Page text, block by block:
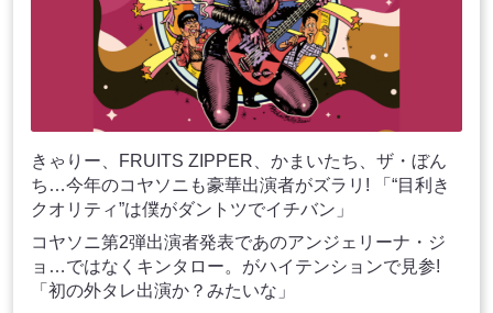
きゃりー、FRUITS ZIPPER、かまいたち、ザ・ぼん
ち…今年のコヤソニも豪華出演者がズラリ! 「“目利き
クオリティ”は僕がダントツでイチバン」
コヤソニ第2弾出演者発表であのアンジェリーナ・ジ
ョ…ではなくキンタロー。がハイテンションで見参!
「初の外タレ出演か？みたいな」